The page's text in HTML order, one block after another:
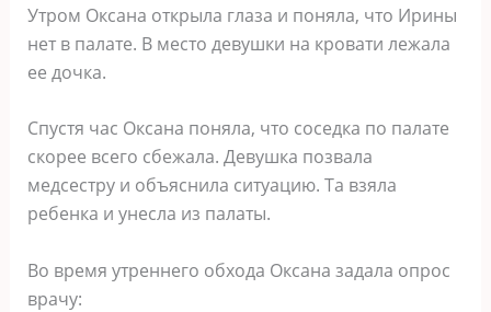
Утром Оксана открыла глаза и поняла, что Ирины
нет в палате. В место девушки на кровати лежала
ее дочка.
Спустя час Оксана поняла, что соседка по палате
скорее всего сбежала. Девушка позвала
медсестру и объяснила ситуацию. Та взяла
ребенка и унесла из палаты.
Во время утреннего обхода Оксана задала опрос
врачу: